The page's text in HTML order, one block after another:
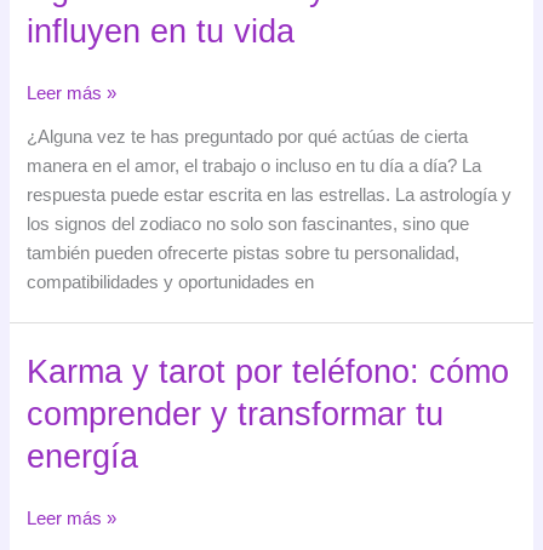
influyen en tu vida
Descubre
secretos
signos
zodiaco
y
influyen
en
vida
Leer más »
¿Alguna vez te has preguntado por qué actúas de cierta
manera en el amor, el trabajo o incluso en tu día a día? La
respuesta puede estar escrita en las estrellas. La astrología y
los signos del zodiaco no solo son fascinantes, sino que
también pueden ofrecerte pistas sobre tu personalidad,
compatibilidades y oportunidades en
Karma y tarot por teléfono: cómo
comprender y transformar tu
energía
Karma
Leer más »